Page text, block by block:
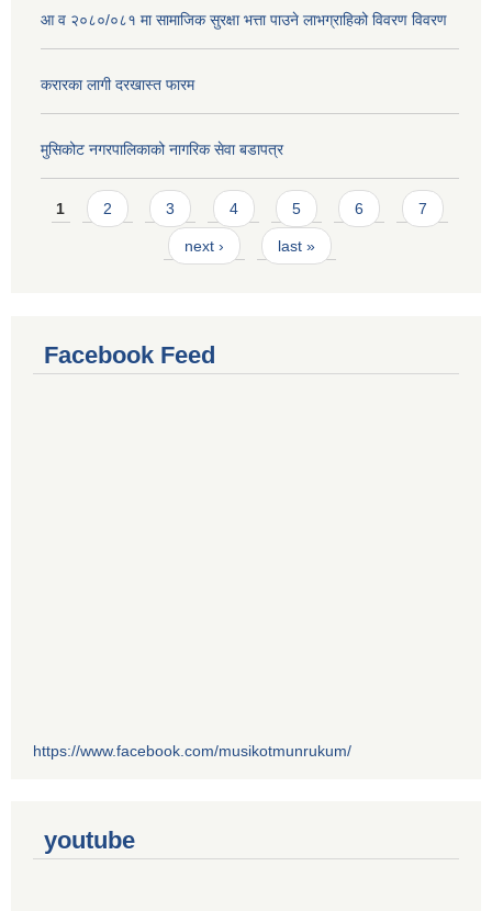
आ व २०८०/०८१ मा सामाजिक सुरक्षा भत्ता पाउने लाभग्राहिको विवरण विवरण
करारका लागी दरखास्त फारम
मुसिकोट नगरपालिकाको नागरिक सेवा बडापत्र
Pages
1 2 3 4 5 6 7
next › last »
Facebook Feed
https://www.facebook.com/musikotmunrukum/
youtube